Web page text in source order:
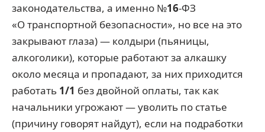
законодательства, а именно №16-ФЗ
«О транспортной безопасности», но все на это
закрывают глаза) — колдыри (пьяницы,
алкоголики), которые работают за алкашку
около месяца и пропадают, за них приходится
работать 1/1 без двойной оплаты, так как
начальники угрожают — уволить по статье
(причину говорят найдут), если на подработки